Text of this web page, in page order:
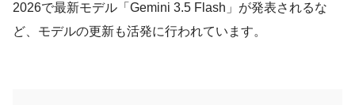
2026で最新モデル「Gemini 3.5 Flash」が発表されるな
ど、モデルの更新も活発に行われています。